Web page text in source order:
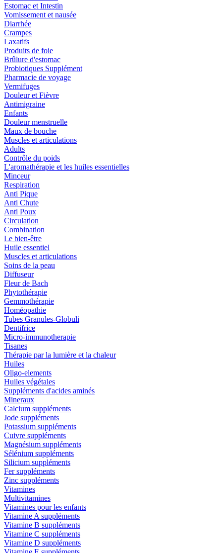
Estomac et Intestin
Vomissement et nausée
Diarrhée
Crampes
Laxatifs
Produits de foie
Brûlure d'estomac
Probiotiques Supplément
Pharmacie de voyage
Vermifuges
Douleur et Fièvre
Antimigraine
Enfants
Douleur menstruelle
Maux de bouche
Muscles et articulations
Adults
Contrôle du poids
L'aromathérapie et les huiles essentielles
Minceur
Respiration
Anti Pique
Anti Chute
Anti Poux
Circulation
Combination
Le bien-être
Huile essentiel
Muscles et articulations
Soins de la peau
Diffuseur
Fleur de Bach
Phytothérapie
Gemmothérapie
Homéopathie
Tubes Granules-Globuli
Dentifrice
Micro-immunotherapie
Tisanes
Thérapie par la lumière et la chaleur
Huiles
Oligo-elements
Huiles végétales
Suppléments d'acides aminés
Mineraux
Calcium suppléments
Jode suppléments
Potassium suppléments
Cuivre suppléments
Magnésium suppléments
Sélénium suppléments
Silicium suppléments
Fer suppléments
Zinc suppléments
Vitamines
Multivitamines
Vitamines pour les enfants
Vitamine A suppléments
Vitamine B suppléments
Vitamine C suppléments
Vitamine D suppléments